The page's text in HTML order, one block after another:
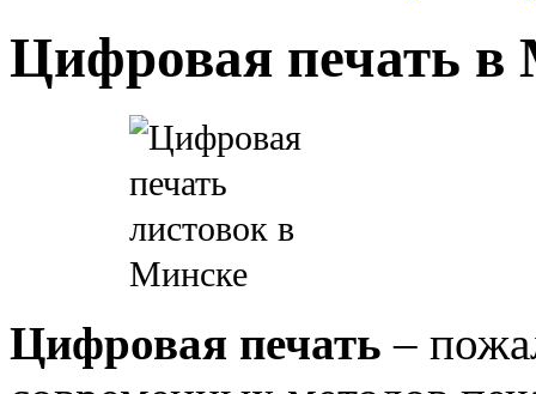
Цифровая печать в
Цифровая печать –